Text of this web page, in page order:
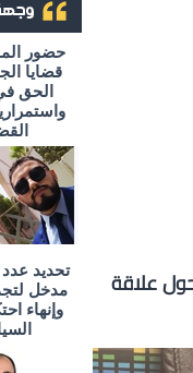
حضور
قضايا
الحق
تحديد عدد
مدخل
وإنهاء
علاقة